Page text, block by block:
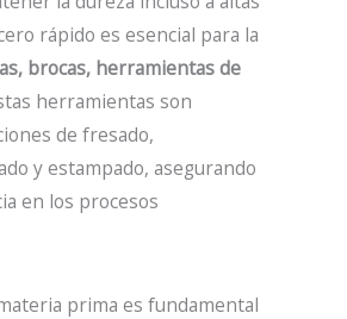
rápido es esencial para la
brocas, herramientas de
herramientas son
de fresado,
y estampado, asegurando
en los procesos
prima es fundamental